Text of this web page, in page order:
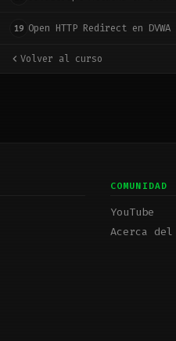
19 Open HTTP Redirect en
Volver al curso
COMUNIDAD
YouTube
Acerca